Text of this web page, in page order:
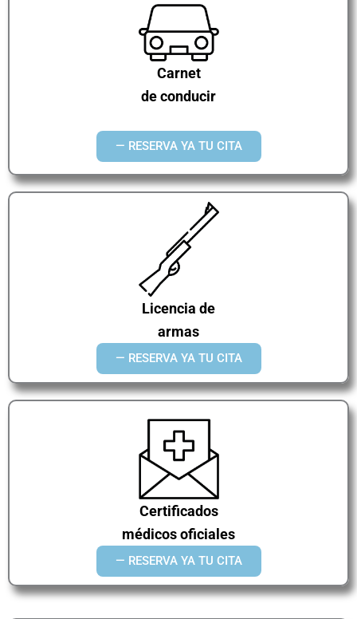
Carnet
de conducir
— RESERVA YA TU CITA
Licencia de
armas
— RESERVA YA TU CITA
Certificados
médicos oficiales
— RESERVA YA TU CITA